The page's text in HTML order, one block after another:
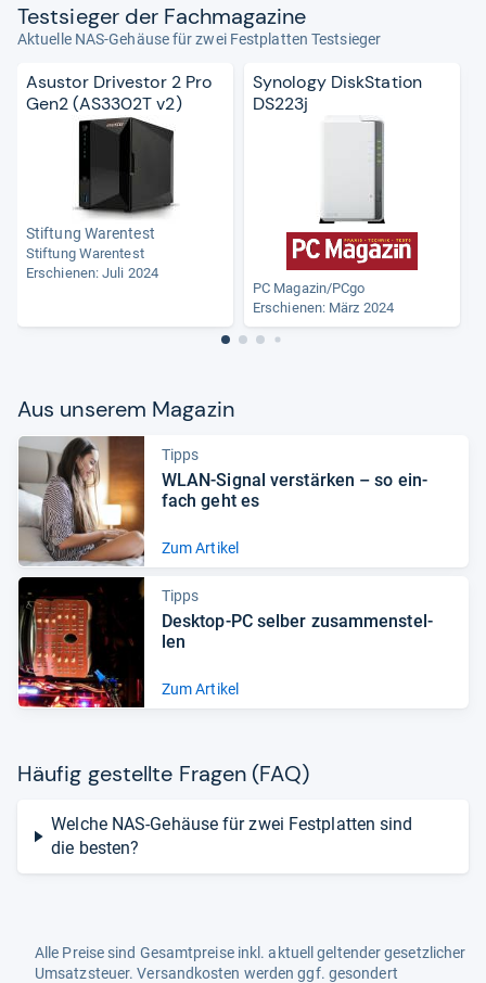
Test­sie­ger der Fach­ma­ga­zine
Aktuelle NAS-Gehäuse für zwei Festplatten Testsieger
Asustor Drivestor 2 Pro
Gen2 (AS3302T v2)
Stiftung Warentest
Stiftung Warentest
Erschienen: Juli 2024
Synology DiskStation
DS223j
PC Magazin/PCgo
Erschienen: März 2024
Aus unse­rem Maga­zin
Tipps
WLAN-​Signal ver­stär­ken – so ein­
fach geht es
Zum Artikel
Tipps
Desktop-​PC sel­ber zusam­men­stel­
len
Zum Artikel
Häu­fig gestellte Fra­gen (FAQ)
Welche NAS-Gehäuse für zwei Festplatten sind
die besten?
Alle Preise sind Gesamtpreise inkl. aktuell geltender gesetzlicher
Umsatzsteuer. Versandkosten werden ggf. gesondert